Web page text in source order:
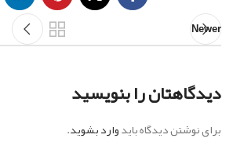
Newer
دیدگاهتان را بنویسید
برای نوشتن دیدگاه بایدوارد بشوید.